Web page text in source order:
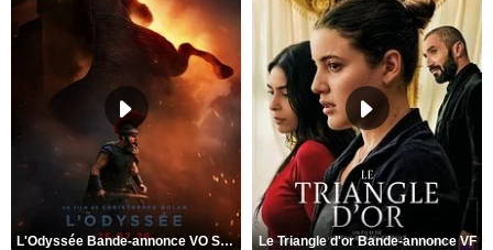
L'Odyssée Bande-annonce VO STFR Le Triangle d'or Bande-annonce VF